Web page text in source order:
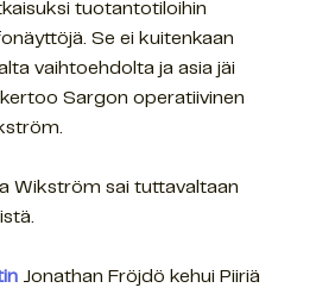
tuotantotiloihin
Se ei kuitenkaan
vaihtoehdolta ja asia jäi
Sargon operatiivinen
Wikström sai tuttavaltaan
Jonathan Fröjdö kehui Piiriä